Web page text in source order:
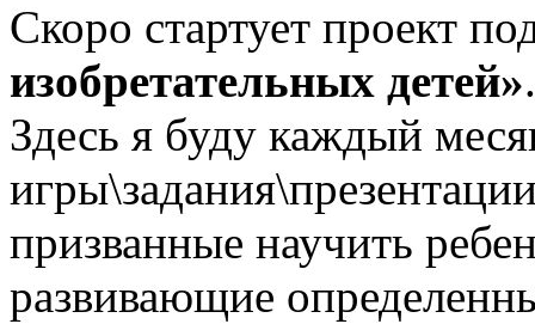
Скоро стартует проект
изобретательных детей».
Здесь я буду каждый
призванные научить
развивающие